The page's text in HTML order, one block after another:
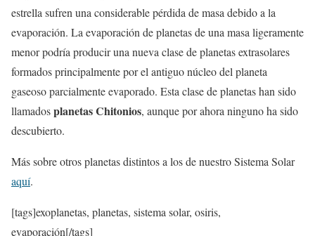
estrella sufren una considerable pérdida de masa debido a la
evaporación. La evaporación de planetas de una masa ligeramente
menor podría producir una nueva clase de planetas extrasolares
formados principalmente por el antiguo núcleo del planeta
gaseoso parcialmente evaporado. Esta clase de planetas han sido
llamadosplanetas Chitonios, aunque por ahora ninguno ha sido
descubierto.
Más sobre otros planetas distintos a los de nuestro Sistema Solar
aquí.
[tags]exoplanetas, planetas, sistema solar, osiris,
evaporación[/tags]